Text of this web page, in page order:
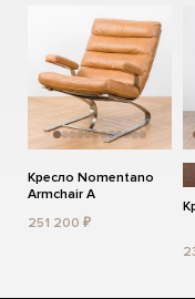
Кресло Nomentano
Armchair A
251 200 ₽